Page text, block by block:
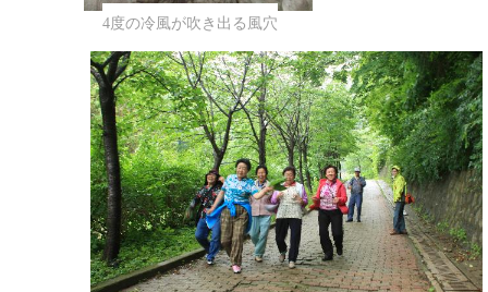
4度の冷風が吹き出る風穴